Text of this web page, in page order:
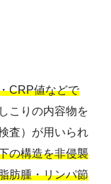
CRP値などで
こりの内容物を
査）が用いられ
の構造を非侵襲
肪腫・リンパ節